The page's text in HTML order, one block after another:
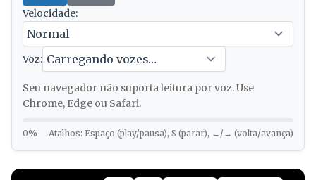
Velocidade:
Voz:
Seu navegador não suporta leitura por voz. Use
Chrome, Edge ou Safari.
0% Atalhos: Espaço (play/pausa), S (parar), ←/→ (volta/avança)